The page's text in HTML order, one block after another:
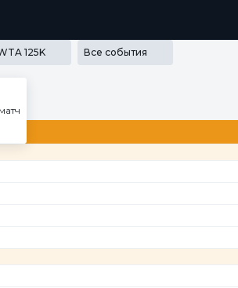
ЛОЯЛЬНОСТИ
125K Все события